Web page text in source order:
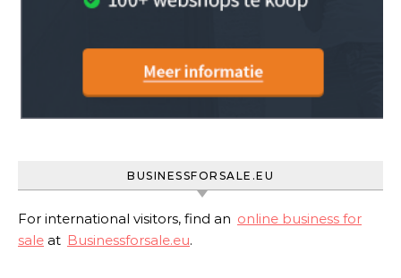
BUSINESSFORSALE.EU
For international visitors, find an online business for
sale at Businessforsale.eu.